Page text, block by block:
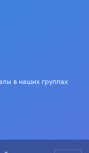
в наших группах